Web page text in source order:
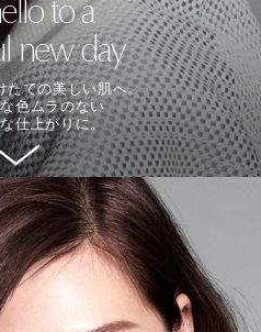
to a
new day
たての美しい肌へ。
色ムラのない
仕上がりに。